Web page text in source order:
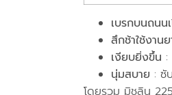
เบรกบนถนน
สึกช้าใช้งาน
เงียบยิ่งขึ้น
นุ่มสบาย : ซั
โดยรวม มิชลิน